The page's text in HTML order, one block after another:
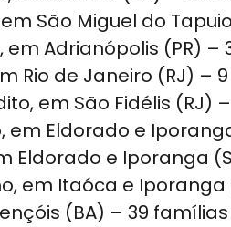
São Miguel do
em Adrianópolis (PR) –
Rio de Janeiro (RJ) –
em São Fidélis (RJ)
em Eldorado e
Eldorado e Iporanga
em Itaóca e
(BA) – 39 famílias